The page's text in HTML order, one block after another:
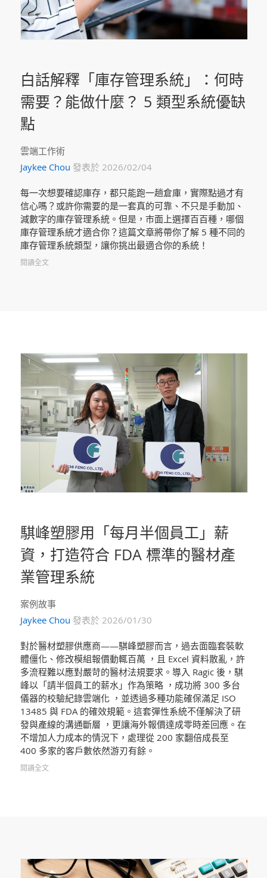
白話解釋「庫存管理系統」：何時
需要？能做什麼？ 5 類型系統優缺
點
雲端工作術
Jaykee Chou 發表於 2026/02/04
每一次想要確認庫存，都只能跑一趟倉庫，實際點過才有
信心嗎？或許你需要的是一套真的可靠、不只是手動加、
減數字的庫存管理系統。但是，市面上選擇百百種，哪個
庫存管理系統才適合你？這篇文章將帶你了解 5 種不同的
庫存管理系統類型，讓你挑出最適合你的系統！
閱讀全文
騏峰塑膠用「每月半個員工」薪
資，打造符合 FDA 標準的醫材產
業管理系統
案例故事
Jaykee Chou 發表於 2026/01/30
對於醫材塑膠供應商——騏峰塑膠而言，過去面臨套裝軟
體僵化、修改模組報價動輒百萬 ，且 Excel 資料散亂，許
多流程難以應對嚴苛的醫材法規要求。導入 Ragic 後，騏
峰以「請半個員工的薪水」作為策略 ，成功將 300 多台
儀器的校驗紀錄雲端化 ，並透過多種功能確保滿足 ISO
13485 與 FDA 的確效規範。這套彈性系統不僅解決了研
發與產線的溝通斷層 ，更讓海外報價達成零時差回應。在
不增加人力成本的情況下，處理從 200 家翻倍成長至
400 多家的客戶數依然游刃有餘。
閱讀全文